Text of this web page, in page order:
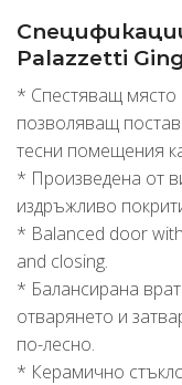
Palazzetti
* Спестяващ място
позволяващ
тесни помещения
* Произведена от
издръжливо
* Balanced door
and closing.
* Балансирана
отварянето и
по-лесно.
* Керамично